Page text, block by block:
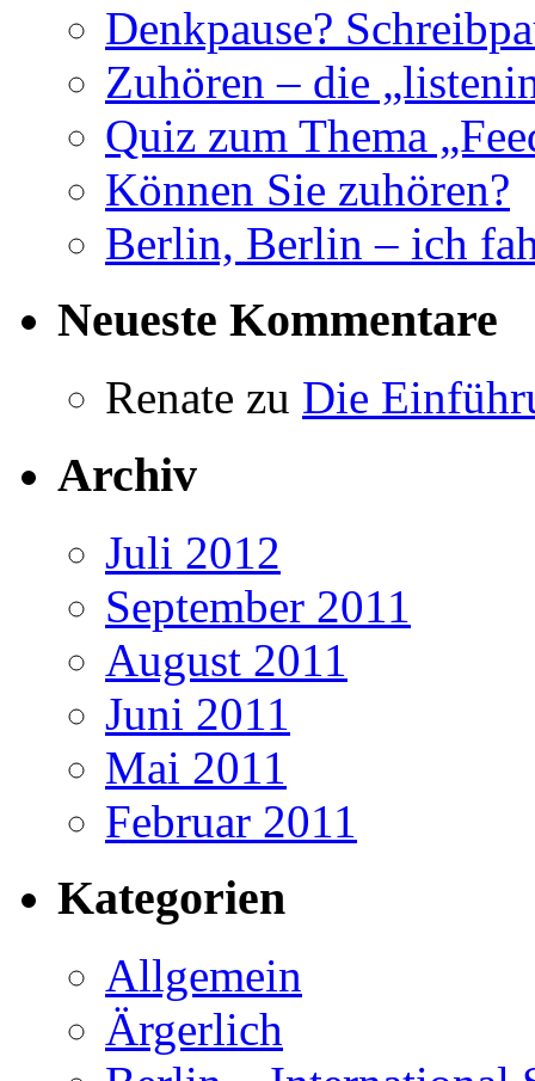
Denkpause?
Zuhören – die
Quiz zum Thema
Können Sie zuhören?
Berlin, Berlin – ich
Neueste Kommentare
Renate zu Die
Archiv
Juli 2012
September 2011
August 2011
Juni 2011
Mai 2011
Februar 2011
Kategorien
Allgemein
Ärgerlich